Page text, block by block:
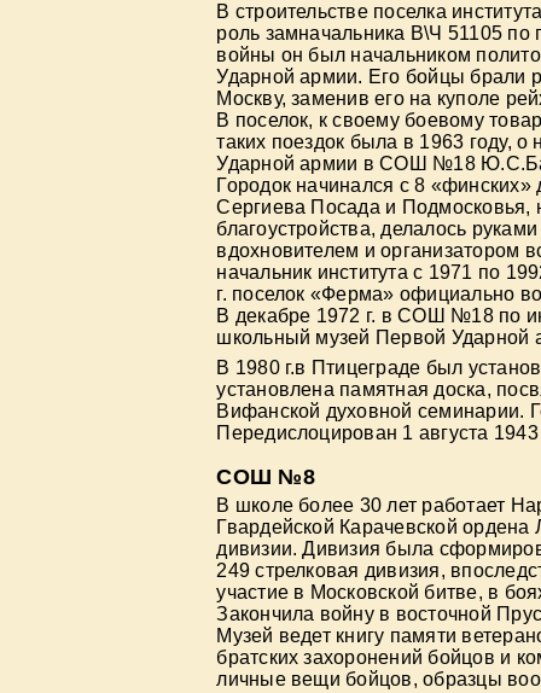
В строительстве поселка
роль замначальника В\Ч 51105
войны он был начальником
Ударной армии. Его бойцы брали
Москву, заменив его на куполе
В поселок, к своему боевому
таких поездок была в 1963 году,
Ударной армии в СОШ №18
Городок начинался с 8
Сергиева Посада и Подмосковья,
благоустройства, делалось
вдохновителем и организатором
начальник института с 1971 по
г. поселок «Ферма» официально
В декабре 1972 г. в СОШ №18 по
школьный музей Первой Ударной
В 1980 г.в Птицеграде был
установлена памятная доска,
Вифанской духовной семинарии.
Передислоцирован 1 августа 1943
СОШ №8
В школе более 30 лет работает
Гвардейской Карачевской
дивизии. Дивизия была
249 стрелковая дивизия,
участие в Московской битве, в
Закончила войну в восточной
Музей ведет книгу памяти
братских захоронений бойцов и
личные вещи бойцов, образцы